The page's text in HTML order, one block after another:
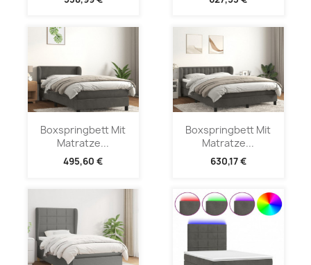
Boxspringbett Mit
Matratze...
495,60 €
Boxspringbett Mit
Matratze...
630,17 €